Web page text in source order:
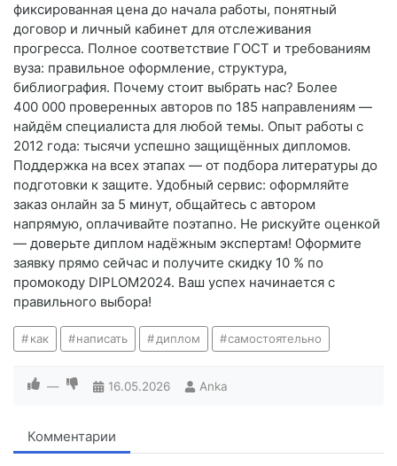
фиксированная цена до начала работы, понятный
договор и личный кабинет для отслеживания
прогресса. Полное соответствие ГОСТ и требованиям
вуза: правильное оформление, структура,
библиография. Почему стоит выбрать нас? Более
400 000 проверенных авторов по 185 направлениям —
найдём специалиста для любой темы. Опыт работы с
2012 года: тысячи успешно защищённых дипломов.
Поддержка на всех этапах — от подбора литературы до
подготовки к защите. Удобный сервис: оформляйте
заказ онлайн за 5 минут, общайтесь с автором
напрямую, оплачивайте поэтапно. Не рискуйте оценкой
— доверьте диплом надёжным экспертам! Оформите
заявку прямо сейчас и получите скидку 10 % по
промокоду DIPLOM2024. Ваш успех начинается с
правильного выбора!
как написать диплом самостоятельно
— 16.05.2026 Anka
Комментарии